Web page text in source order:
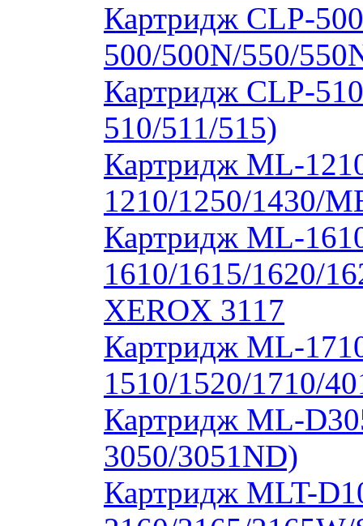
Картридж CLP-
500/500N/550/
Картридж CLP-
510/511/515)
Картридж ML-
1210/1250/1430/
Картридж ML-
1610/1615/1620/
XEROX 3117
Картридж ML-
1510/1520/1710/
Картридж ML-
3050/3051ND)
Картридж MLT-